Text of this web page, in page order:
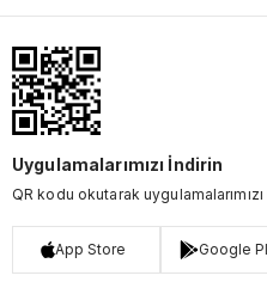
Uygulamalarımızı İndirin
QR kodu okutarak
App Store Google